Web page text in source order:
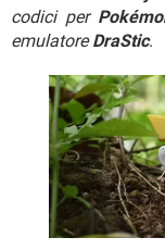
HARDWARE
TIKTOK
iOS
INSTAGRAM
TIKTOK
HARDWARE
codici per
emulatoreDraStic.